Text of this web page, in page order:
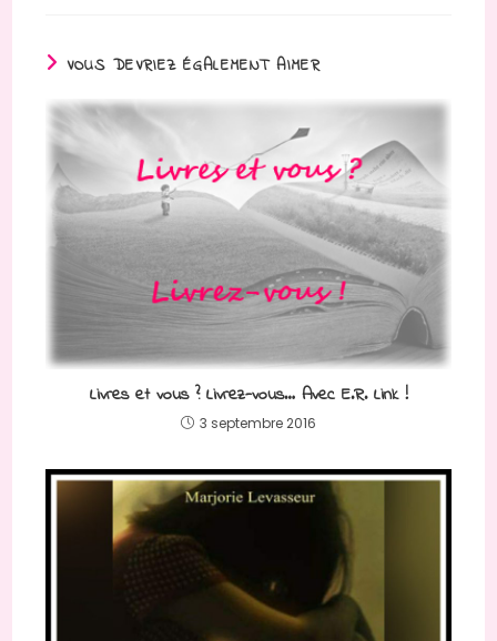
VOUS DEVRIEZ ÉGALEMENT AIMER
Livres et vous ? Livrez-vous… Avec E.R. Link !
3 septembre 2016